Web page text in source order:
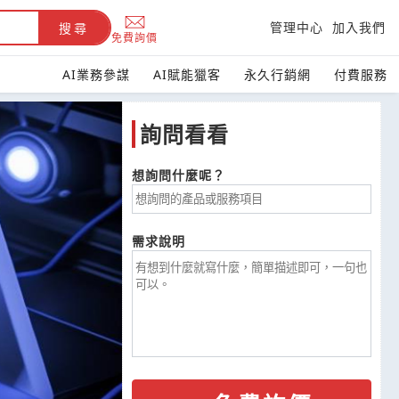
搜尋
免費詢價
管理中心 加入我們
AI業務參謀 AI賦能獵客 永久行銷網 付費服務
台灣黃頁
協助您找到
賣家與報價
台灣B2B採購詢價首選，
133,078 企業媒合貨比三
立即詢價
詢問看看
想詢問什麼呢？
需求說明